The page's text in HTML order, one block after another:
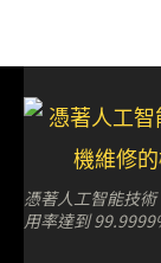
憑著人工智能技
用率達到